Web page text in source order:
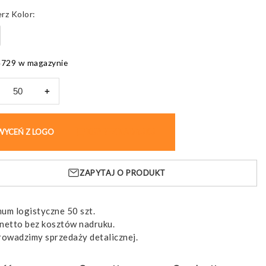
Kolor
w magazynie
+
Z LOGO
ZAPYTAJ O PRODUKT
logistyczne 50 szt.
bez kosztów nadruku.
sprzedaży detalicznej.